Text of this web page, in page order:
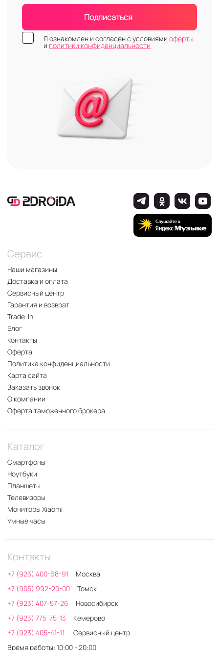
Подписаться
Я ознакомлен и согласен с условиями оферты
и политики конфиденциальности
Сервис
Наши магазины
Доставка и оплата
Сервисный центр
Гарантия и возврат
Trade-In
Блог
Контакты
Оферта
Политика конфиденциальности
Карта сайта
Заказать звонок
О компании
Оферта таможенного брокера
Каталог
Смартфоны
Ноутбуки
Планшеты
Телевизоры
Мониторы Xiaomi
Умные часы
Контакты
+7 (923) 400-68-91
Москва
+7 (905) 992-20-00
Томск
+7 (923) 407-57-26
Новосибирск
+7 (923) 775-75-13
Кемерово
+7 (923) 405-41-11
Сервисный центр
Время работы: 10:00 - 20:00